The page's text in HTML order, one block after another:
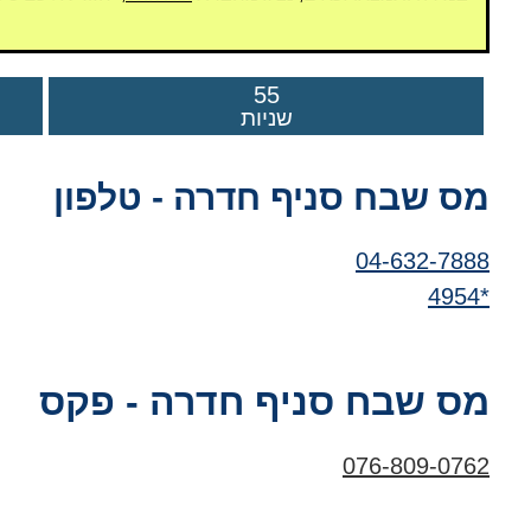
54
שניות
מס שבח סניף חדרה - טלפון
04-632-7888
*4954
מס שבח סניף חדרה - פקס
076-809-0762